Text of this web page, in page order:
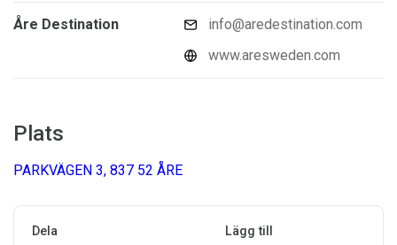
Åre Destination
info@aredestination.com
www.aresweden.com
Plats
PARKVÄGEN 3, 837 52 ÅRE
Dela Lägg till